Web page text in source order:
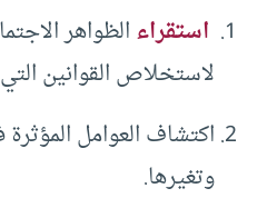
استقراءالظواهر
لاستخلاص القوانين
اكتشاف العوامل
وتغيرها.